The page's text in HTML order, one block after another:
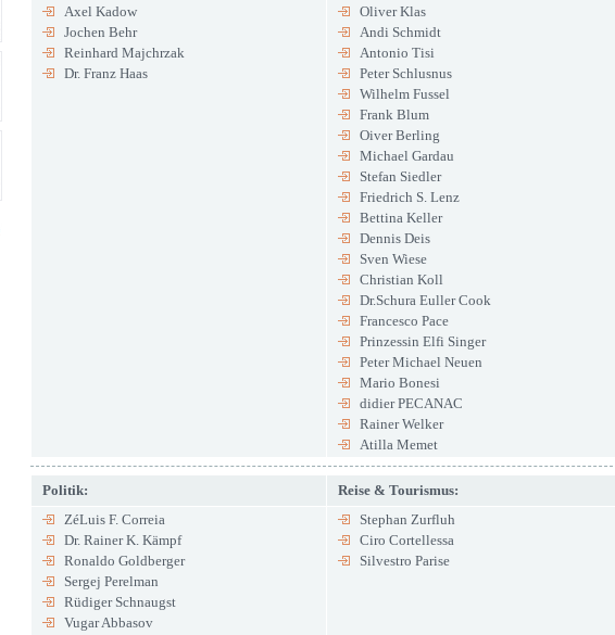
Axel Kadow
Jochen Behr
Reinhard Majchrzak
Dr. Franz Haas
Oliver Klas
Andi Schmidt
Antonio Tisi
Peter Schlusnus
Wilhelm Fussel
Frank Blum
Oiver Berling
Michael Gardau
Stefan Siedler
Friedrich S. Lenz
Bettina Keller
Dennis Deis
Sven Wiese
Christian Koll
Dr.Schura Euller Cook
Francesco Pace
Prinzessin Elfi Singer
Peter Michael Neuen
Mario Bonesi
didier PECANAC
Rainer Welker
Atilla Memet
Politik:
Reise & Tourismus:
ZéLuis F. Correia
Dr. Rainer K. Kämpf
Ronaldo Goldberger
Sergej Perelman
Rüdiger Schnaugst
Vugar Abbasov
Stephan Zurfluh
Ciro Cortellessa
Silvestro Parise